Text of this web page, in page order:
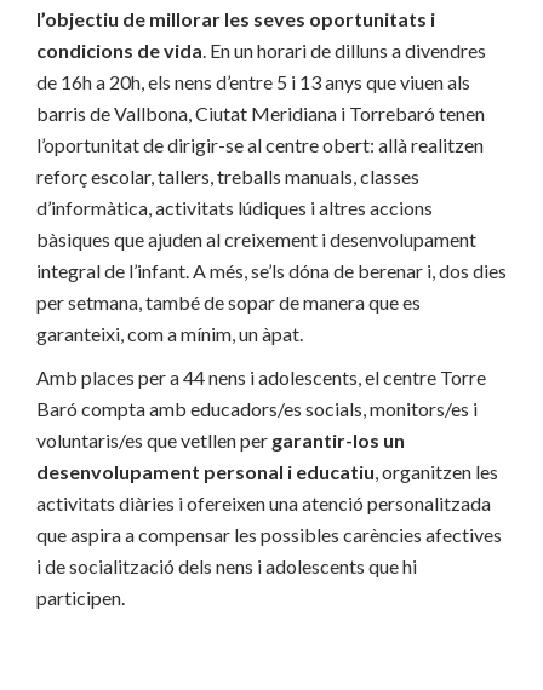
l’objectiu de millorar les seves oportunitats i
condicions de vida. En un horari de dilluns a divendres
de 16h a 20h, els nens d’entre 5 i 13 anys que viuen als
barris de Vallbona, Ciutat Meridiana i Torrebaró tenen
l’oportunitat de dirigir-se al centre obert: allà realitzen
reforç escolar, tallers, treballs manuals, classes
d’informàtica, activitats lúdiques i altres accions
bàsiques que ajuden al creixement i desenvolupament
integral de l’infant. A més, se’ls dóna de berenar i, dos dies
per setmana, també de sopar de manera que es
garanteixi, com a mínim, un àpat.
Amb places per a 44 nens i adolescents, el centre Torre
Baró compta amb educadors/es socials, monitors/es i
voluntaris/es que vetllen per garantir-los un
desenvolupament personal i educatiu, organitzen les
activitats diàries i ofereixen una atenció personalitzada
que aspira a compensar les possibles carències afectives
i de socialització dels nens i adolescents que hi
participen.